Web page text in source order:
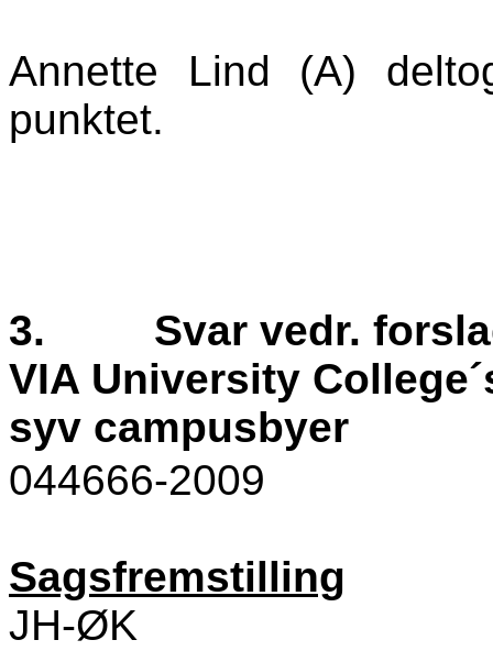
Annette Lind (A)
punktet.
3.
Svar vedr.
VIA University
syv campusbyer
044666-2009
Sagsfremstilling
JH-ØK